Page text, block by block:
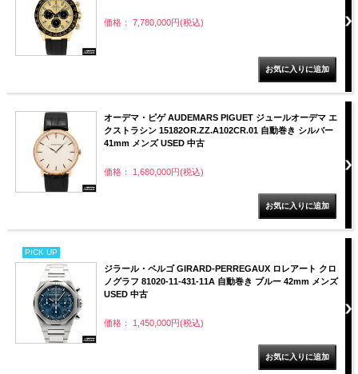
価格： 7,780,000円(税込)
オーデマ・ピゲ AUDEMARS PIGUET ジュールオーデマ エ
クストラシン 15182OR.ZZ.A102CR.01 自動巻き シルバー
41mm メンズ USED 中古
価格： 1,680,000円(税込)
PICK UP
ジラール・ペルゴ GIRARD-PERREGAUX ロレアート クロ
ノグラフ 81020-11-431-11A 自動巻き ブルー 42mm メンズ
USED 中古
価格： 1,450,000円(税込)